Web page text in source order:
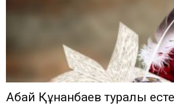
Абай Құнанбаев туралы